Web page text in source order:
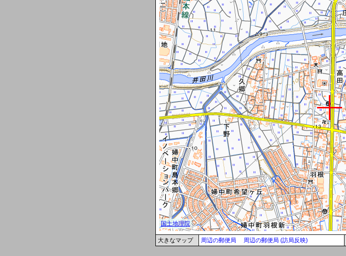
大きなマップ 周辺の郵便局 周辺の郵便局 (訪局反映)